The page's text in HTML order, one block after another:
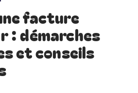
facture
: démarches
et conseils